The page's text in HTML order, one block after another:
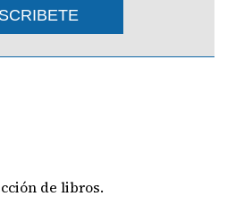
de libros.